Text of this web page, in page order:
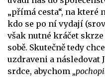
„přímá cesta“, na
kdo se po ní vydají
však nutné kráčet skrze
sobě. Skutečně tedy
uzdraveni a následovat
srdce, abychom